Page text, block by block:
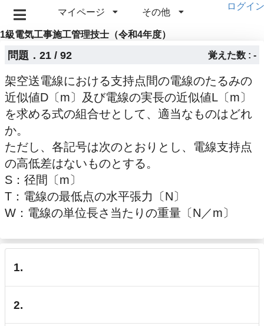
マイページ その他
ログイン
1級電気工事施工管理技士（令和4年度）
問題．21 / 92 覚えた数 : -
架空送電線における支持点間の電線のたるみの
近似値D〔m〕及び電線の実長の近似値L〔m〕
を求める式の組合せとして、適当なものはどれ
か。
ただし、各記号は次のとおりとし、電線支持点
の高低差はないものとする。
S：径間〔m〕
T：電線の最低点の水平張力〔N〕
W：電線の単位長さ当たりの重量〔N／m〕
1.
2.